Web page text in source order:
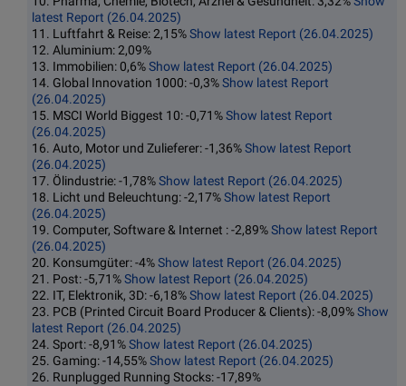
latest Report (26.04.2025)
11. Luftfahrt & Reise: 2,15%Show latest Report (26.04.2025)
12. Aluminium: 2,09%
13. Immobilien: 0,6%Show latest Report (26.04.2025)
14. Global Innovation 1000: -0,3%Show latest Report
(26.04.2025)
15. MSCI World Biggest 10: -0,71%Show latest Report
(26.04.2025)
16. Auto, Motor und Zulieferer: -1,36%Show latest Report
(26.04.2025)
17. Ölindustrie: -1,78%Show latest Report (26.04.2025)
18. Licht und Beleuchtung: -2,17%Show latest Report
(26.04.2025)
19. Computer, Software & Internet : -2,89%Show latest Report
(26.04.2025)
20. Konsumgüter: -4%Show latest Report (26.04.2025)
21. Post: -5,71%Show latest Report (26.04.2025)
22. IT, Elektronik, 3D: -6,18%Show latest Report (26.04.2025)
23. PCB (Printed Circuit Board Producer & Clients): -8,09%Show
latest Report (26.04.2025)
24. Sport: -8,91%Show latest Report (26.04.2025)
25. Gaming: -14,55%Show latest Report (26.04.2025)
26. Runplugged Running Stocks: -17,89%